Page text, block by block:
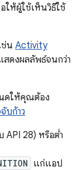
ให้ผู้ใช้เห็นวิธีใช้
ช่น Activity
สดงผลลัพธ์จนกว่า
ดให้คุณต้อง
บก้าว
API 28) หรือต่ำ
แก่แอป